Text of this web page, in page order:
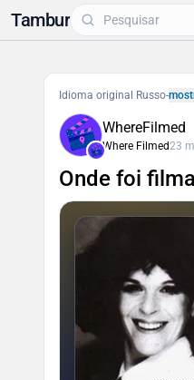
Tambur
Idioma original Russo-
WhereFilmed
Where Filmed23
Onde foi